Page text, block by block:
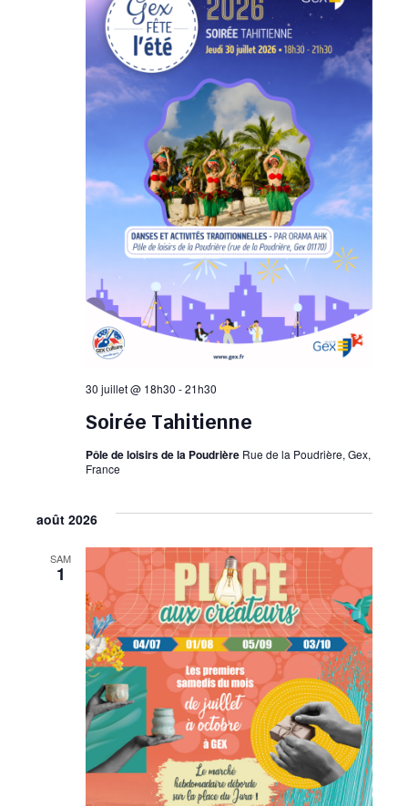
Soirée Tahitienne
30 juillet @ 18h30 -21h30
Pôle de loisirs de la Poudrière Rue de la Poudrière, Gex,
France
août 2026
SAM
1